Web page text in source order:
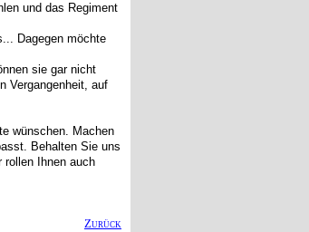
und das Regiment
Dagegen möchte
sie gar nicht
Vergangenheit, auf
wünschen. Machen
Behalten Sie uns
rollen Ihnen auch
Zurück